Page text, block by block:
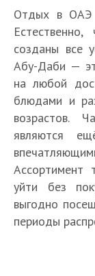
Отдых в ОАЭ
созданы все
Абу-Даби —
на любой
блюдами и
возрастов.
являются
Ассортимент
уйти без
выгодно
периоды